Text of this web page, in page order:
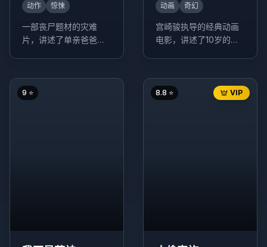
动作 惊悚
一部丧尸题材的灾难
片，讲述了单亲爸爸石
车上发生丧尸病毒爆发
的故事。
动画 奇幻
宫崎骏执导的经典动画
电影，讲述了10岁的少
妈，经历了很多磨难的
故事。
9 ⭐ VIP
8.8 ⭐